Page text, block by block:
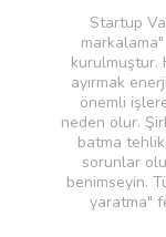
Startup
kurulmuştur.
ayırmak
önemli
neden olur.
batma
sorunlar
benimseyin.
yaratma"